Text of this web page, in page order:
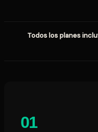
Todos los planes
01